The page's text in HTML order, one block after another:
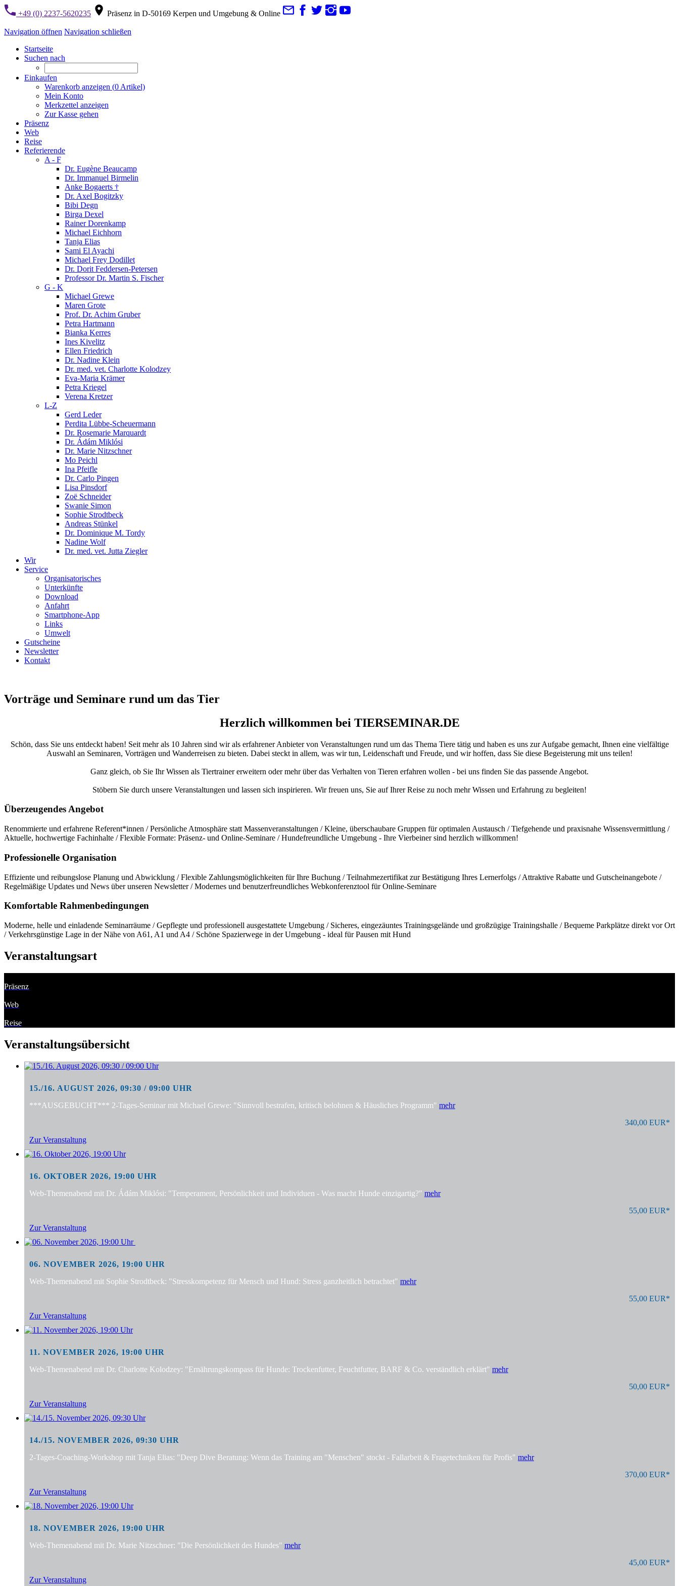
+49 (0) 2237-5620235 Präsenz in D-50169 Kerpen und Umgebung & Online
Navigation öffnen Navigation schließen
Startseite
Suchen nach
Einkaufen
Warenkorb anzeigen (0 Artikel)
Mein Konto
Merkzettel anzeigen
Zur Kasse gehen
Präsenz
Web
Reise
Referierende
A - F
Dr. Eugène Beaucamp
Dr. Immanuel Birmelin
Anke Bogaerts †
Dr. Axel Bogitzky
Bibi Degn
Birga Dexel
Rainer Dorenkamp
Michael Eichhorn
Tanja Elias
Sami El Ayachi
Michael Frey Dodillet
Dr. Dorit Feddersen-Petersen
Professor Dr. Martin S. Fischer
G - K
Michael Grewe
Maren Grote
Prof. Dr. Achim Gruber
Petra Hartmann
Bianka Kerres
Ines Kivelitz
Ellen Friedrich
Dr. Nadine Klein
Dr. med. vet. Charlotte Kolodzey
Eva-Maria Krämer
Petra Kriegel
Verena Kretzer
L-Z
Gerd Leder
Perdita Lübbe-Scheuermann
Dr. Rosemarie Marquardt
Dr. Ádám Miklósi
Dr. Marie Nitzschner
Mo Peichl
Ina Pfeifle
Dr. Carlo Pingen
Lisa Pinsdorf
Zoë Schneider
Swanie Simon
Sophie Strodtbeck
Andreas Stünkel
Dr. Dominique M. Tordy
Nadine Wolf
Dr. med. vet. Jutta Ziegler
Wir
Service
Organisatorisches
Unterkünfte
Download
Anfahrt
Smartphone-App
Links
Umwelt
Gutscheine
Newsletter
Kontakt
Vorträge und Seminare rund um das Tier
Herzlich willkommen bei TIERSEMINAR.DE
Schön, dass Sie uns entdeckt haben! Seit mehr als 10 Jahren sind wir als erfahrener Anbieter von Veranstaltungen rund um das Thema Tiere tätig und haben es uns zur Aufgabe gemacht, Ihnen eine vielfältige
Auswahl an Seminaren, Vorträgen und Wanderreisen zu bieten. Dabei steckt in allem, was wir tun, Leidenschaft und Freude, und wir hoffen, dass Sie diese Begeisterung mit uns teilen!
Ganz gleich, ob Sie Ihr Wissen als Tiertrainer erweitern oder mehr über das Verhalten von Tieren erfahren wollen - bei uns finden Sie das passende Angebot.
Stöbern Sie durch unsere Veranstaltungen und lassen sich inspirieren. Wir freuen uns, Sie auf Ihrer Reise zu noch mehr Wissen und Erfahrung zu begleiten!
Überzeugendes Angebot
Renommierte und erfahrene Referent*innen / Persönliche Atmosphäre statt Massenveranstaltungen / Kleine, überschaubare Gruppen für optimalen Austausch / Tiefgehende und praxisnahe Wissensvermittlung /
Aktuelle, hochwertige Fachinhalte / Flexible Formate: Präsenz- und Online-Seminare / Hundefreundliche Umgebung - Ihre Vierbeiner sind herzlich willkommen!
Professionelle Organisation
Effiziente und reibungslose Planung und Abwicklung / Flexible Zahlungsmöglichkeiten für Ihre Buchung / Teilnahmezertifikat zur Bestätigung Ihres Lernerfolgs / Attraktive Rabatte und Gutscheinangebote /
Regelmäßige Updates und News über unseren Newsletter / Modernes und benutzerfreundliches Webkonferenztool für Online-Seminare
Komfortable Rahmenbedingungen
Moderne, helle und einladende Seminarräume / Gepflegte und professionell ausgestattete Umgebung / Sicheres, eingezäuntes Trainingsgelände und großzügige Trainingshalle / Bequeme Parkplätze direkt vor Ort
/ Verkehrsgünstige Lage in der Nähe von A61, A1 und A4 / Schöne Spazierwege in der Umgebung - ideal für Pausen mit Hund
Veranstaltungsart
Präsenz
Web
Reise
Veranstaltungsübersicht
15./16. AUGUST 2026, 09:30 / 09:00 UHR
***AUSGEBUCHT*** 2-Tages-Seminar mit Michael Grewe: "Sinnvoll bestrafen, kritisch belohnen & Häusliches Programm" mehr
340,00 EUR*
Zur Veranstaltung
16. OKTOBER 2026, 19:00 UHR
Web-Themenabend mit Dr. Ádám Miklósi: "Temperament, Persönlichkeit und Individuen - Was macht Hunde einzigartig?" mehr
55,00 EUR*
Zur Veranstaltung
06. NOVEMBER 2026, 19:00 UHR
Web-Themenabend mit Sophie Strodtbeck: "Stresskompetenz für Mensch und Hund: Stress ganzheitlich betrachtet" mehr
55,00 EUR*
Zur Veranstaltung
11. NOVEMBER 2026, 19:00 UHR
Web-Themenabend mit Dr. Charlotte Kolodzey: "Ernährungskompass für Hunde: Trockenfutter, Feuchtfutter, BARF & Co. verständlich erklärt" mehr
50,00 EUR*
Zur Veranstaltung
14./15. NOVEMBER 2026, 09:30 UHR
2-Tages-Coaching-Workshop mit Tanja Elias: "Deep Dive Beratung: Wenn das Training am "Menschen" stockt - Fallarbeit & Fragetechniken für Profis" mehr
370,00 EUR*
Zur Veranstaltung
18. NOVEMBER 2026, 19:00 UHR
Web-Themenabend mit Dr. Marie Nitzschner: "Die Persönlichkeit des Hundes" mehr
45,00 EUR*
Zur Veranstaltung